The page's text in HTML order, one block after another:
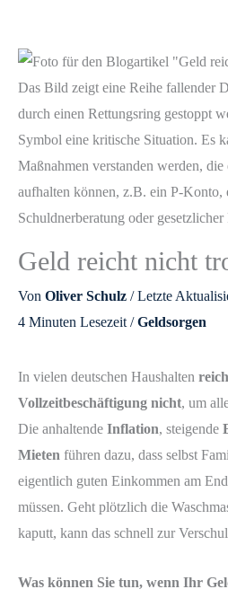
Geld reicht nicht
Von Oliver Schulz / Letzte
4 Minuten Lesezeit/Geldsorgen
In vielen deutschen Haushalten
Vollzeitbeschäftigung nicht, um
Die anhaltende Inflation, steigende
Mieten führen dazu, dass selbst
eigentlich guten Einkommen am
müssen. Geht plötzlich die
kaputt, kann das schnell zur
Was können Sie tun, wenn Ihr